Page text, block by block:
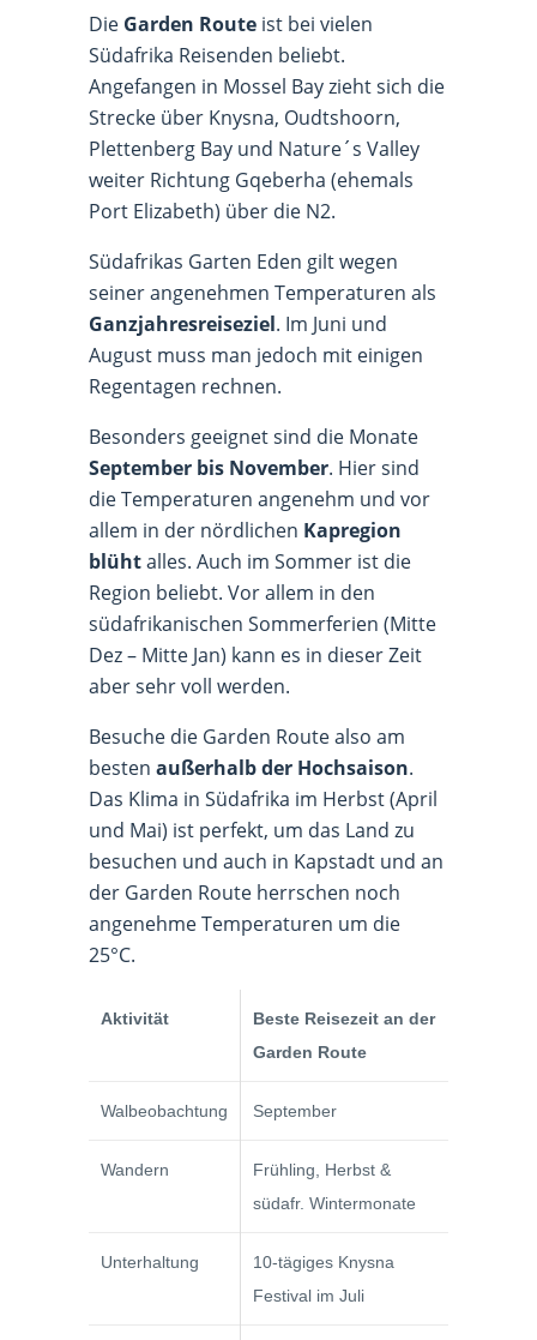
Die Garden Route ist bei vielen
Südafrika Reisenden beliebt.
Angefangen in Mossel Bay zieht sich die
Strecke über Knysna, Oudtshoorn,
Plettenberg Bay und Nature´s Valley
weiter Richtung Gqeberha (ehemals
Port Elizabeth) über die N2.
Südafrikas Garten Eden gilt wegen
seiner angenehmen Temperaturen als
Ganzjahresreiseziel. Im Juni und
August muss man jedoch mit einigen
Regentagen rechnen.
Besonders geeignet sind die Monate
September bis November. Hier sind
die Temperaturen angenehm und vor
allem in der nördlichen Kapregion
blühtalles. Auch im Sommer ist die
Region beliebt. Vor allem in den
südafrikanischen Sommerferien (Mitte
Dez – Mitte Jan) kann es in dieser Zeit
aber sehr voll werden.
Besuche die Garden Route also am
besten außerhalb der Hochsaison.
Das Klima in Südafrika im Herbst (April
und Mai) ist perfekt, um das Land zu
besuchen und auch in Kapstadt und an
der Garden Route herrschen noch
angenehme Temperaturen um die
25°C.
Aktivität
Beste Reisezeit an der
Garden Route
Walbeobachtung September
Wandern
Frühling, Herbst &
südafr. Wintermonate
Unterhaltung
10-tägiges Knysna
Festival im Juli